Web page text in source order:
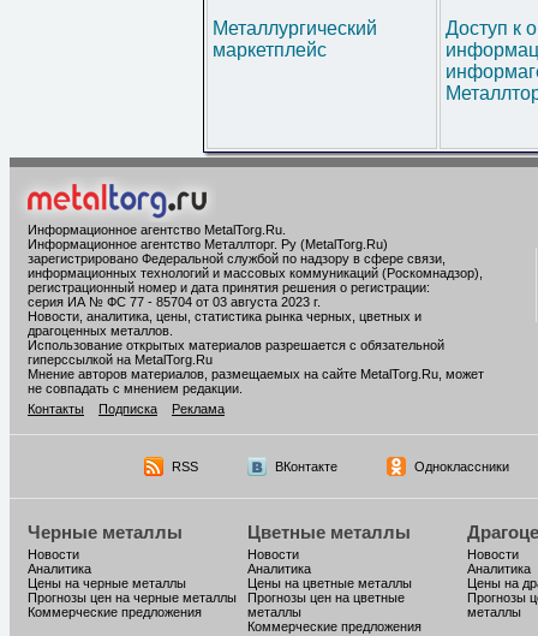
Металлургический
маркетплейс
Доступ к
Информационное агентство MetalTorg.Ru
Информационное агентство Металлторг. Ру (MetalTorg.Ru)
зарегистрировано Федеральной службой по надзору в сфере связи,
информационных технологий и массовых коммуникаций (Роскомнадзор),
регистрационный номер и дата принятия решения о регистрации:
серия ИА № ФС 77 - 85704 от 03 августа 2023 г.
Новости, аналитика, цены, статистика рынка черных, цветных и
драгоценных металлов.
Использование открытых материалов разрешается с обязательной
гиперссылкой на MetalTorg.Ru
Мнение авторов материалов, размещаемых на сайте MetalTorg.Ru, может
не совпадать с мнением редакции.
Контакты
Подписка Реклама
RSS ВКонтакте Одноклассники
Черные металлы
Новости
Аналитика
Цены на черные металлы
Прогнозы цен на черные металлы
Коммерческие предложения
Цветные металлы
Новости
Аналитика
Цены на цветные металлы
Прогнозы цен на цветные
металлы
Коммерческие предложения
Новости
Аналитика
Цены на
Прогнозы
металлы